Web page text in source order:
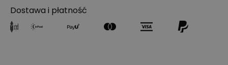
Dostawa i płatność